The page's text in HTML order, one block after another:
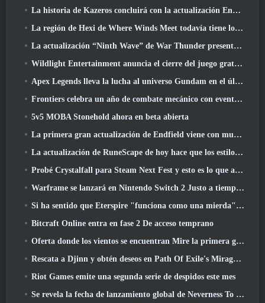
La historia de Kazeros concluirá con la actualización Ends Of The Abyss de Lost Ark
La región de Hexi de Where Winds Meet todavía tiene lo que los jugadores aman y al mismo tiempo es una experiencia única
La actualización “Ninth Wave” de War Thunder presenta aviones de rango IX
Wildlight Entertainment anuncia el cierre del juego gratuito Hero Shooter Highguard
Apex Legends lleva la lucha al universo Gundam en el último evento cruzado
Frontiers celebra un año de combate mecánico con eventos de aniversario
5v5 MOBA Stonehold ahora en beta abierta
La primera gran actualización de Endfield viene con muchas optimizaciones
La actualización de RuneScape de hoy hace que los estilos de combate originales del MMORPG sean más fáciles de aprender
Probé Crystalfall para Steam Next Fest y esto es lo que aprendí
Warframe se lanzará en Nintendo Switch 2 Justo a tiempo para la próxima actualización importante, El fotógrafo de sombras
Si ha sentido que Eterspire "funciona como una mierda", El director creativo dice que ya no es así
Bitcraft Online entra en fase 2 De acceso temprano
Oferta donde los vientos se encuentran Mire la primera gran expansión en la transmisión en vivo de Hexi
Rescata a Djinn y obtén deseos en Path Of Exile's Mirage League
Riot Games emite una segunda serie de despidos este mes
Se revela la fecha de lanzamiento global de Neverness To Everness